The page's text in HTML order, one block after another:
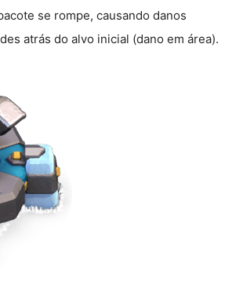
se rompe, causando danos
atrás do alvo inicial (dano em área).